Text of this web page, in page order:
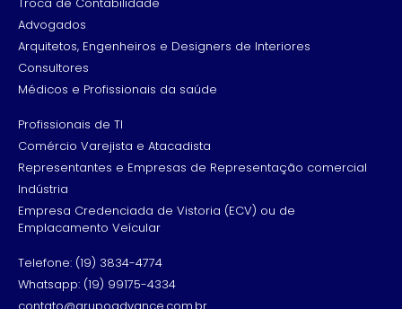
Advogados
Arquitetos, Engenheiros e Designers de Interiores
Consultores
Médicos e Profissionais da saúde
Profissionais de TI
Comércio Varejista e Atacadista
Representantes e Empresas de Representação comercial
Indústria
Empresa Credenciada de Vistoria (ECV) ou de
Emplacamento Veícular
Telefone: (19) 3834-4774
Whatsapp: (19) 99175-4334